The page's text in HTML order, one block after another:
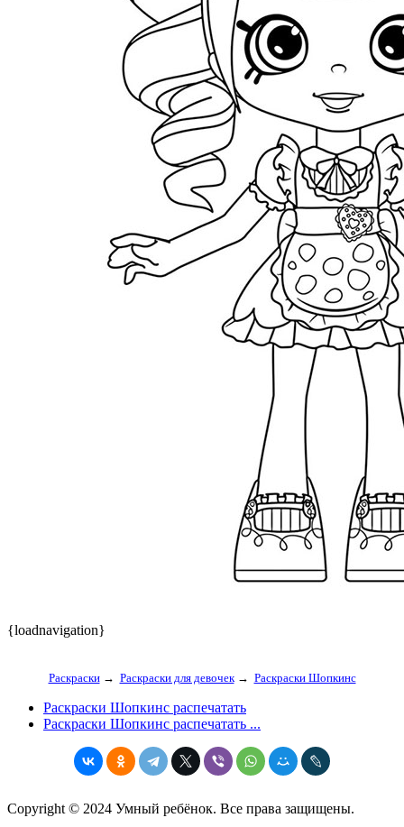
{loadnavigation}
Раскраски→ Раскраски для девочек→ Раскраски Шопкинс
Раскраски Шопкинс распечатать
Раскраски Шопкинс распечатать ...
Copyright © 2024 Умный ребёнок. Все права защищены.